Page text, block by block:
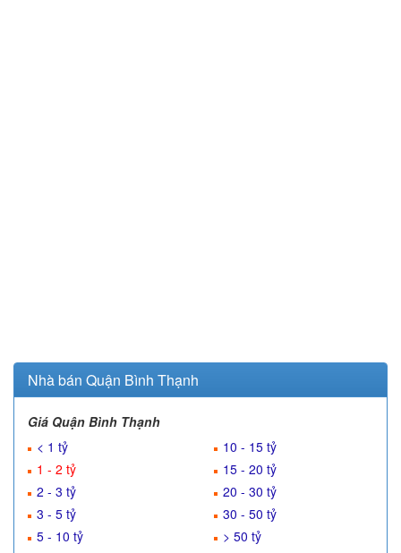
Nhà bán Quận Bình Thạnh
Giá Quận Bình Thạnh
< 1 tỷ
1 - 2 tỷ
2 - 3 tỷ
3 - 5 tỷ
5 - 10 tỷ
10 - 15 tỷ
15 - 20 tỷ
20 - 30 tỷ
30 - 50 tỷ
> 50 tỷ